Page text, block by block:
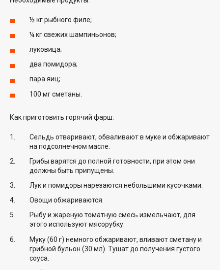
½ кг рыбного филе;
¼ кг свежих шампиньонов;
луковица;
два помидора;
пара яиц;
100 мг сметаны.
Как приготовить горячий фарш:
Сельдь отваривают, обваливают в муке и обжаривают
на подсолнечном масле.
Грибы варятся до полной готовности, при этом они
должны быть припущены.
Лук и помидоры нарезаются небольшими кусочками.
Овощи обжариваются.
Рыбу и жареную томатную смесь измельчают, для
этого используют мясорубку.
Муку (60 г) немного обжаривают, вливают сметану и
грибной бульон (30 мл). Тушат до получения густого
соуса.